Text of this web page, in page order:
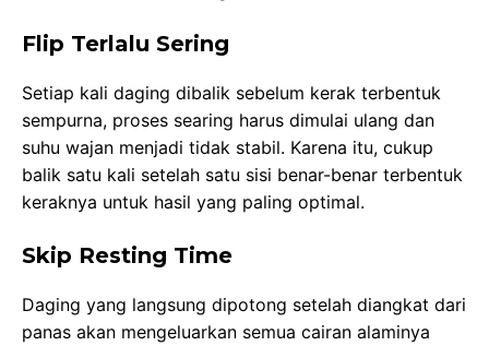
Flip Terlalu Sering
Setiap kali daging dibalik sebelum kerak terbentuk
sempurna, proses searing harus dimulai ulang dan
suhu wajan menjadi tidak stabil. Karena itu, cukup
balik satu kali setelah satu sisi benar-benar terbentuk
keraknya untuk hasil yang paling optimal.
Skip Resting Time
Daging yang langsung dipotong setelah diangkat dari
panas akan mengeluarkan semua cairan alaminya